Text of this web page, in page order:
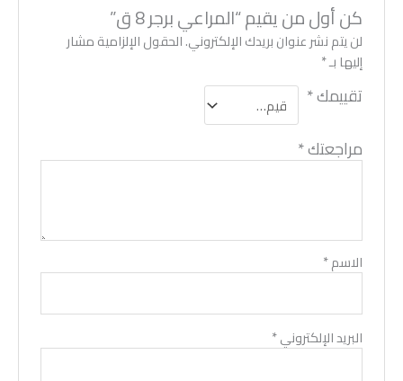
كن أول من يقيم “المراعي برجر 8 ق”
لن يتم نشر عنوان بريدك الإلكتروني.الحقول الإلزامية مشار
إليها بـ*
تقييمك*
مراجعتك*
الاسم*
البريد الإلكتروني*